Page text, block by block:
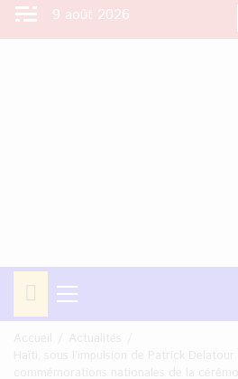
Aller
9 août 2026
Menu
principal